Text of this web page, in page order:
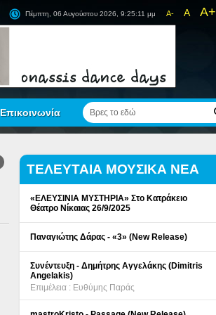
A- A A+
Πέμπτη, 06 Αυγούστου 2026, 9:25:11 μμ
Επικοινωνία
ΤΕΛΕΥΤΑΙΑ ΜΟΥΣΙΚΑ ΝΕΑ
«ΕΛΕΥΣΙΝΙΑ ΜΥΣΤΗΡΙΑ» Στο Κατράκειο
Θέατρο Νίκαιας 26/9/2025
Παναγιώτης Δάρας - «3» (New Release)
Συνέντευξη - Δημήτρης Αγγελάκης (Dimitris
Angelakis)
Επιμέλεια : Ευθύμης Παράς